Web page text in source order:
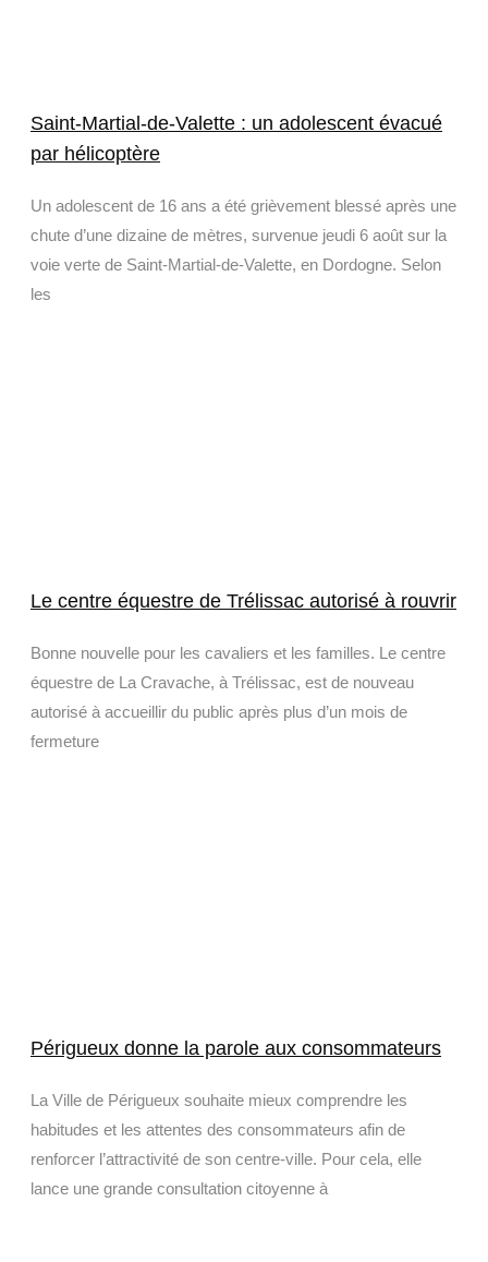
Saint-Martial-de-Valette : un adolescent évacué
par hélicoptère
Un adolescent de 16 ans a été grièvement blessé après une
chute d’une dizaine de mètres, survenue jeudi 6 août sur la
voie verte de Saint-Martial-de-Valette, en Dordogne. Selon
les
Le centre équestre de Trélissac autorisé à rouvrir
Bonne nouvelle pour les cavaliers et les familles. Le centre
équestre de La Cravache, à Trélissac, est de nouveau
autorisé à accueillir du public après plus d’un mois de
fermeture
Périgueux donne la parole aux consommateurs
La Ville de Périgueux souhaite mieux comprendre les
habitudes et les attentes des consommateurs afin de
renforcer l’attractivité de son centre-ville. Pour cela, elle
lance une grande consultation citoyenne à